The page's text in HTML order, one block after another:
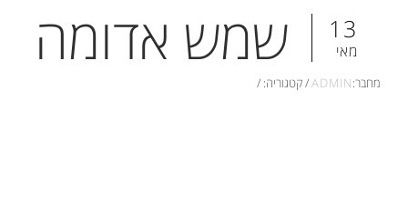
13
מאי שמש אדומה
מחבר:ADMIN
/קטגוריה: /